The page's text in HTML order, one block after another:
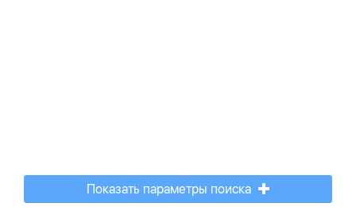
Показать параметры поиска